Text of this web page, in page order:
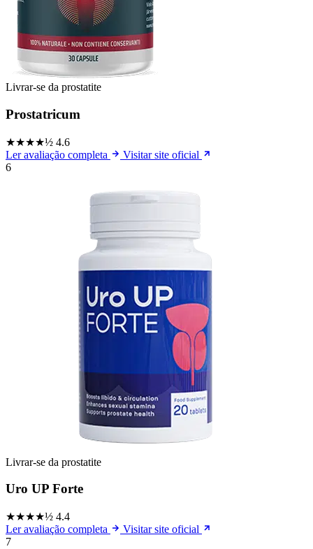
Livrar-se da prostatite
Prostatricum
★★★★½ 4.6
Ler avaliação completa
Visitar site oficial
6
Livrar-se da prostatite
Uro UP Forte
★★★★½ 4.4
Ler avaliação completa
Visitar site oficial
7